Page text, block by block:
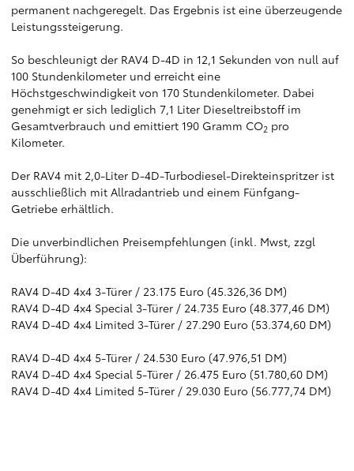
permanent nachgeregelt. Das Ergebnis ist eine überzeugende
Leistungssteigerung.
So beschleunigt der RAV4 D-4D in 12,1 Sekunden von null auf
100 Stundenkilometer und erreicht eine
Höchstgeschwindigkeit von 170 Stundenkilometer. Dabei
genehmigt er sich lediglich 7,1 Liter Dieseltreibstoff im
Gesamtverbrauch und emittiert 190 Gramm CO2 pro
Kilometer.
Der RAV4 mit 2,0-Liter D-4D-Turbodiesel-Direkteinspritzer ist
ausschließlich mit Allradantrieb und einem Fünfgang-
Getriebe erhältlich.
Die unverbindlichen Preisempfehlungen (inkl. Mwst, zzgl
Überführung):
RAV4 D-4D 4x4 3-Türer / 23.175 Euro (45.326,36 DM)
RAV4 D-4D 4x4 Special 3-Türer / 24.735 Euro (48.377,46 DM)
RAV4 D-4D 4x4 Limited 3-Türer / 27.290 Euro (53.374,60 DM)
RAV4 D-4D 4x4 5-Türer / 24.530 Euro (47.976,51 DM)
RAV4 D-4D 4x4 Special 5-Türer / 26.475 Euro (51.780,60 DM)
RAV4 D-4D 4x4 Limited 5-Türer / 29.030 Euro (56.777,74 DM)